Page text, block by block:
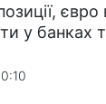
євро
у банках